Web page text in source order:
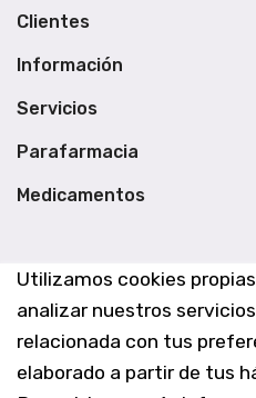
Utilizamos cookies
analizar nuestros
relacionada con tus
elaborado a partir de tus
Clientes
Información
Servicios
Parafarmacia
Medicamentos